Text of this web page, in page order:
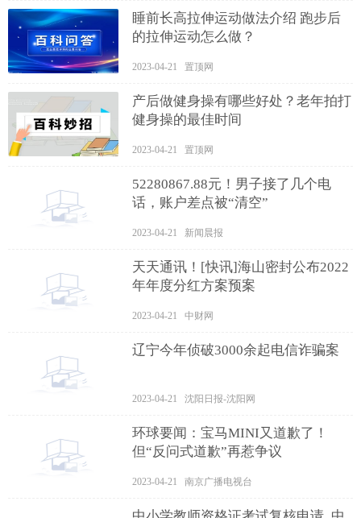
睡前长高拉伸运动做法介绍 跑步后
的拉伸运动怎么做？
2023-04-21 置顶网
产后做健身操有哪些好处？老年拍打
健身操的最佳时间
2023-04-21 置顶网
​52280867.88元！男子接了几个电
话，账户差点被“清空”
2023-04-21 新闻晨报
天天通讯！[快讯]海山密封公布2022
年年度分红方案预案
2023-04-21 中财网
辽宁今年侦破3000余起电信诈骗案
2023-04-21 沈阳日报-沈阳网
环球要闻：宝马MINI又道歉了！
但“反问式道歉”再惹争议
2023-04-21 南京广播电视台